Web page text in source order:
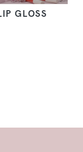
GLOSS